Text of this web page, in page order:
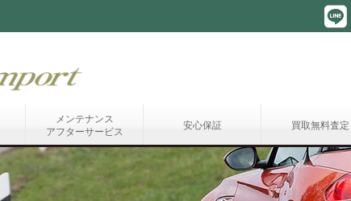
メンテナンス
アフターサービス
安心保証 買取無料査定